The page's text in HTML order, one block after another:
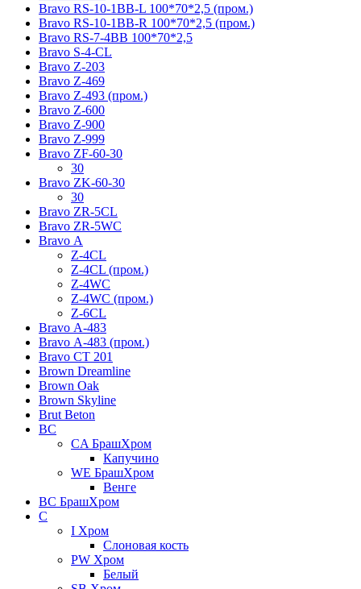
Bravo RS-10-1BB-L 100*70*2,5 (пром.)
Bravo RS-10-1BB-R 100*70*2,5 (пром.)
Bravo RS-7-4BB 100*70*2,5
Bravo S-4-CL
Bravo Z-203
Bravo Z-469
Bravo Z-493 (пром.)
Bravo Z-600
Bravo Z-900
Bravo Z-999
Bravo ZF-60-30
30
Bravo ZK-60-30
30
Bravo ZR-5CL
Bravo ZR-5WC
Bravo А
Z-4CL
Z-4CL (пром.)
Z-4WC
Z-4WC (пром.)
Z-6CL
Bravo А-483
Bravo А-483 (пром.)
Bravo СТ 201
Brown Dreamline
Brown Oak
Brown Skyline
Brut Beton
BС
CA БрашХром
Капучино
WE БрашХром
Венге
BС БрашХром
C
I Хром
Слоновая кость
PW Хром
Белый